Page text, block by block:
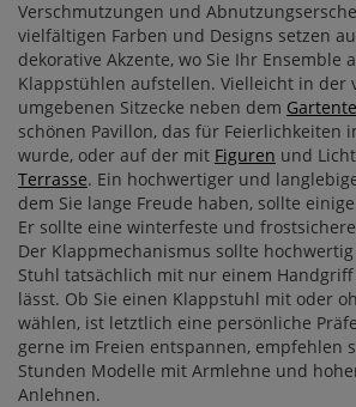
Verschmutzungen und
vielfältigen Farben und Designs setzen
dekorative Akzente, wo Sie Ihr Ensemble
Klappstühlen aufstellen. Vielleicht in der
umgebenen Sitzecke neben dem
schönen Pavillon, das für Feierlichkeiten
wurde, oder auf der mit Figuren und
Terrasse. Ein hochwertiger und
dem Sie lange Freude haben, sollte
Er sollte eine winterfeste und
Der Klappmechanismus sollte
Stuhl tatsächlich mit nur einem
lässt. Ob Sie einen Klappstuhl mit oder
wählen, ist letztlich eine persönliche
gerne im Freien entspannen, empfehlen
Stunden Modelle mit Armlehne und
Anlehnen.